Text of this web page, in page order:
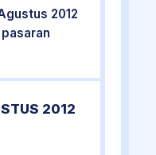
2012
2012